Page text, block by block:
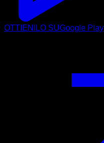
OTTIENILO SUGoogle Play